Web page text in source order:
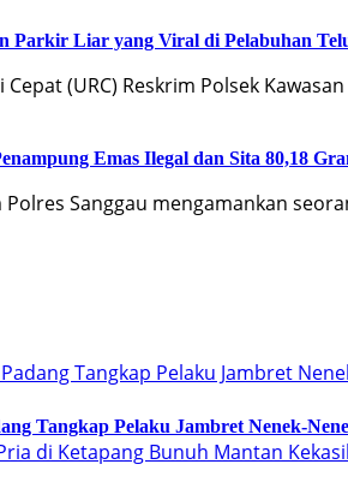
Parkir Liar yang Viral di Pelabuhan
Cepat (URC) Reskrim Polsek
Emas Ilegal dan Sita 80,18
Polres Sanggau mengamankan
Tangkap Pelaku Jambret Nenek-